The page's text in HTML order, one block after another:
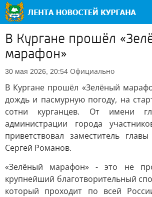
В Кургане прошёл
марафон»
30 мая 2026, 20:54 Официально
В Кургане прошёл «Зелёный
дождь и пасмурную погоду, на
сотни курганцев. От имени
администрации города
приветствовал заместитель
Сергей Романов.
«Зелёный марафон» - это не
крупнейший благотворительный
который проходит по всей